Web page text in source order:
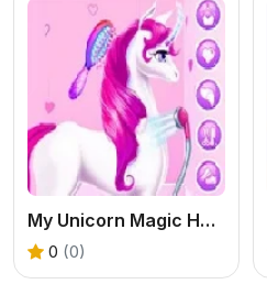
My Unicorn Magic Horse
0 (0)